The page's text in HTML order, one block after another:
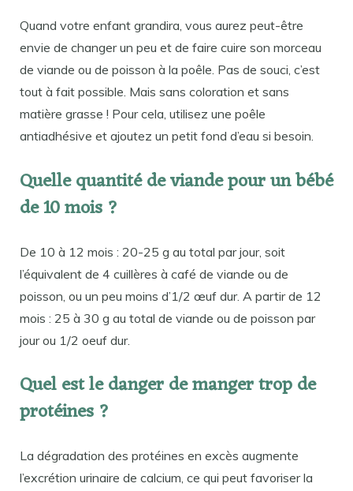
Quand votre enfant grandira, vous aurez peut-être
envie de changer un peu et de faire cuire son morceau
de viande ou de poisson à la poêle. Pas de souci, c’est
tout à fait possible. Mais sans coloration et sans
matière grasse ! Pour cela, utilisez une poêle
antiadhésive et ajoutez un petit fond d’eau si besoin.
Quelle quantité de viande pour un bébé
de 10 mois ?
De 10 à 12 mois : 20-25 g au total par jour, soit
l’équivalent de 4 cuillères à café de viande ou de
poisson, ou un peu moins d’1/2 œuf dur. A partir de 12
mois : 25 à 30 g au total de viande ou de poisson par
jour ou 1/2 oeuf dur.
Quel est le danger de manger trop de
protéines ?
La dégradation des protéines en excès augmente
l’excrétion urinaire de calcium, ce qui peut favoriser la